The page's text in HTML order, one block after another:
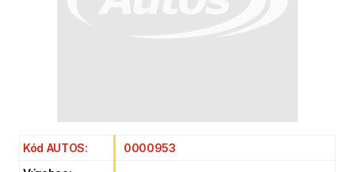
Kód AUTOS:
0000953